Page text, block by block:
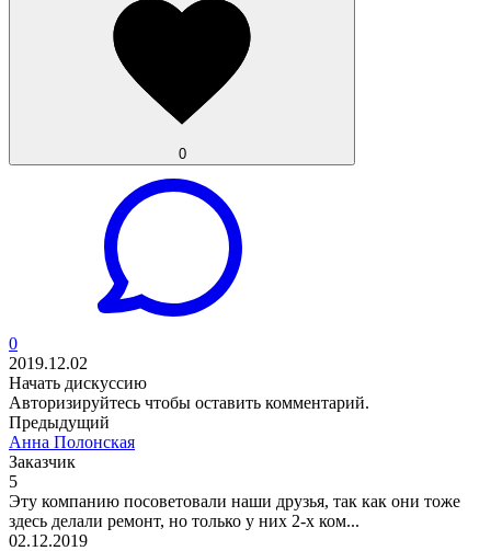
0
0
2019.12.02
Начать дискуссию
Авторизируйтесь чтобы оставить комментарий.
Предыдущий
Анна Полонская
Заказчик
5
Эту компанию посоветовали наши друзья, так как они тоже
здесь делали ремонт, но только у них 2-х ком...
02.12.2019